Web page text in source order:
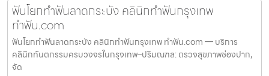
ฟันโยกทำฟันลาดกระบัง คลินิกทำฟันกรุงเทพ
ทำฟัน.com
ฟันโยกทำฟันลาดกระบัง คลินิกทำฟันกรุงเทพ ทำฟัน.com — บริการ
คลินิกทันตกรรมครบวงจรในกรุงเทพ–ปริมณฑล: ตรวจสุขภาพช่องปาก,
จัด